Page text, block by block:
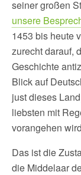
seiner großen
unsere
1453 bis heute
zurecht darauf,
Geschichte
Blick auf
just dieses
liebsten mit
vorangehen
Das ist die
die Middelaar